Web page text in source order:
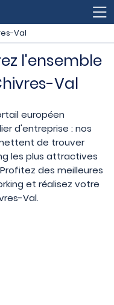
Val
l'ensemble
Val
européen
d'entreprise : nos
de trouver
les plus attractives
des meilleures
et réalisez votre
Val.